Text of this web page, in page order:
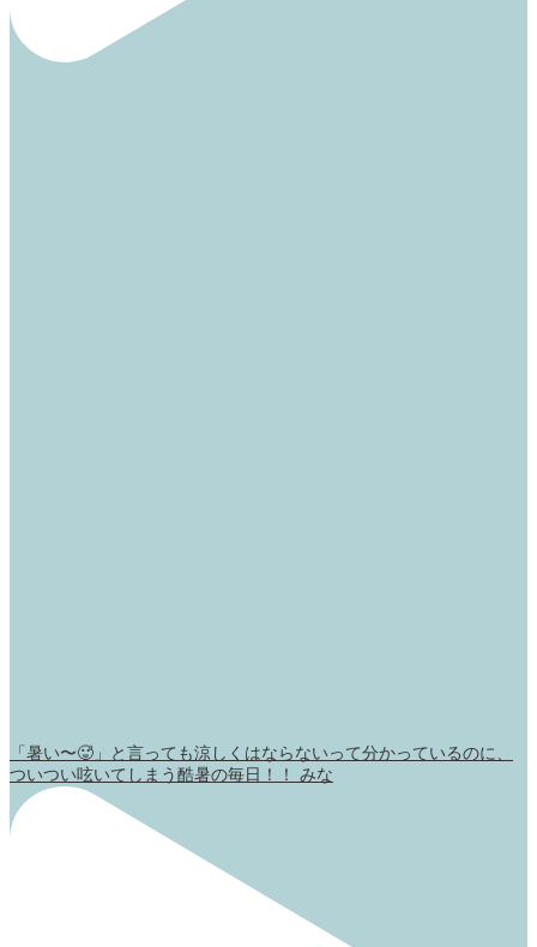
「暑い〜🥵」と言っても涼しくはならないって分かっているのに、
ついつい呟いてしまう酷暑の毎日！！ みな